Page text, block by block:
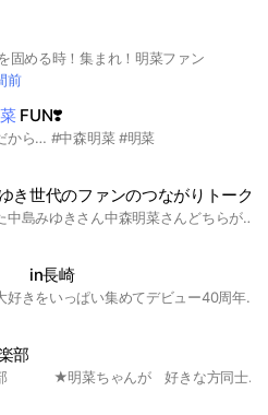
固める時！集まれ！明菜ファン
前
FUN❣️
から… #中森明菜 #明菜
き世代のファンのつながりトーク
ちょっと一風変わった中島みゆきさん中森明菜さんどちらが大好き？チャットです。
in長崎
長崎にいる中森明菜大好きをいっぱい集めてデビュー40周年を祝おう😘 明菜マニア集まれ〜😘
部
中森明菜ファン倶楽部 ★明菜ちゃんが 好きな方同士で いろいろ情報交換するお部屋です ★他の方に迷惑になる行為は 絶対に しないでください もし された方は退会となります ★ノートを必ずよんでください ★他の人の迷惑になる行為は絶対しないこと 約束してください ☆どなたも 気持ちのよい お付き合い を心がけてください よろしくお願いします 明菜ちゃんが好きな方だけの交流の場 ★コンサート･ディナーショー･他 などの情報交換 ★好きな写真をのせたり